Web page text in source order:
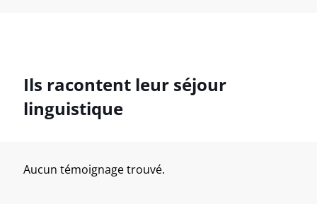
Ils racontent leur séjour
linguistique
Aucun témoignage trouvé.